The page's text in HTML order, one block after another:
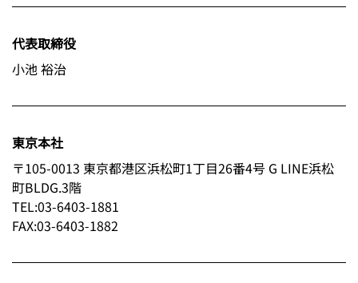
代表取締役
小池 裕治
東京本社
〒105-0013 東京都港区浜松町1丁目26番4号 G LINE浜松
町BLDG.3階
TEL:03-6403-1881
FAX:03-6403-1882